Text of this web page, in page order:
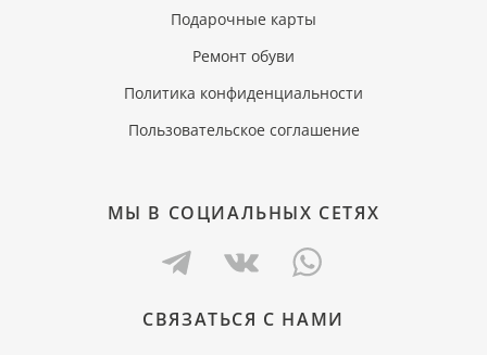
Подарочные карты
Ремонт обуви
Политика конфиденциальности
Пользовательское соглашение
МЫ В СОЦИАЛЬНЫХ СЕТЯХ
СВЯЗАТЬСЯ С НАМИ